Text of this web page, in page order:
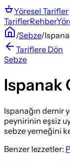
Yöresel Tarifler
TariflerRehber
/Sebze/
Tariflere Dön
Sebze
Ispanak
Ispanağın demir
peynirinin eşsiz
sebze yemeğini
Benzer lezzetler: